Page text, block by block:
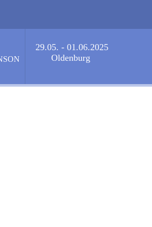
29.05. - 01.06.2025
Oldenburg